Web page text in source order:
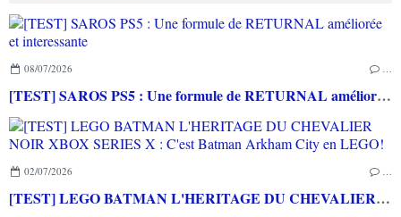
08/07/2026 …
[TEST] SAROS PS5 : Une formule de RETURNAL améliorée et interessante
02/07/2026 …
[TEST] LEGO BATMAN L'HERITAGE DU CHEVALIER NOIR XBOX SERIES X : C'est Batman Arkham City en LEGO!